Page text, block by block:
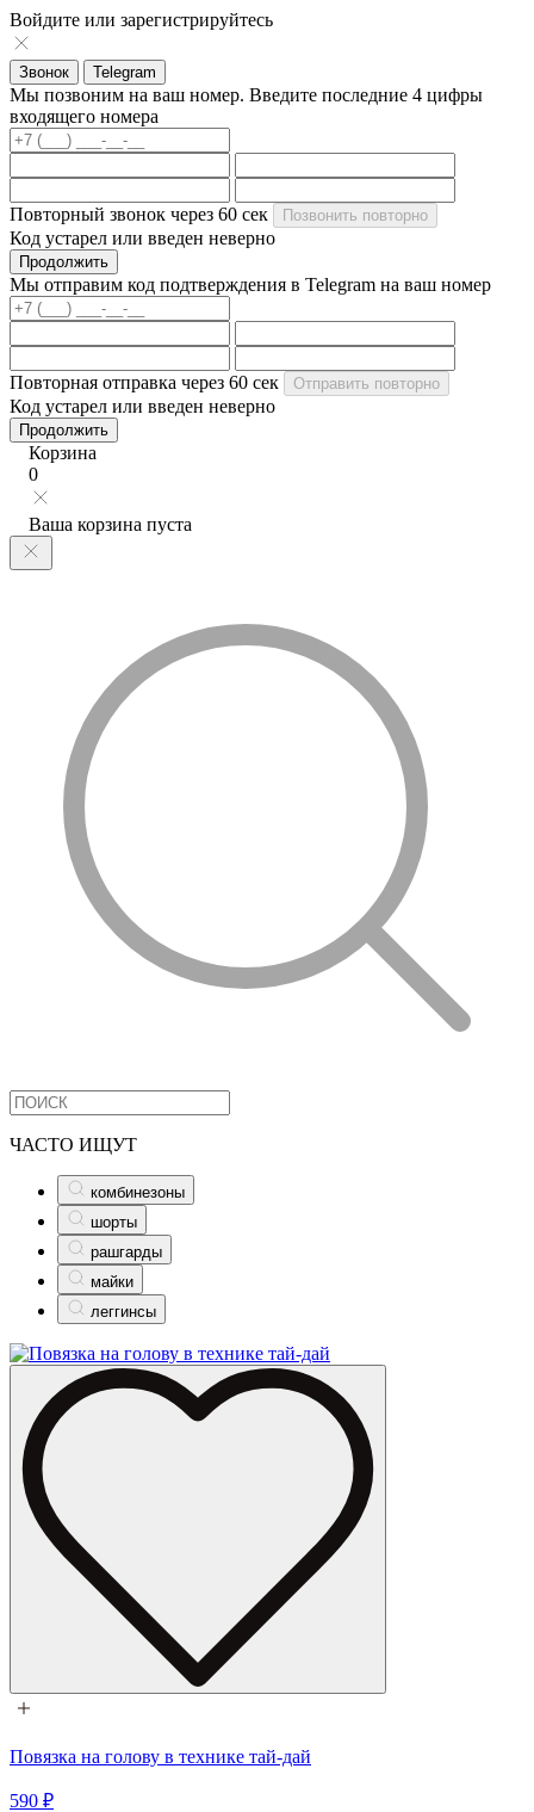
Войдите или зарегистрируйтесь
Звонок Telegram
Мы позвоним на ваш номер. Введите последние 4 цифры
входящего номера
Повторный звонок через 60 сек Позвонить повторно
Код устарел или введен неверно
Продолжить
Мы отправим код подтверждения в Telegram на ваш номер
Повторная отправка через 60 сек Отправить повторно
Код устарел или введен неверно
Продолжить
Корзина
0
Ваша корзина пуста
ЧАСТО ИЩУТ
комбинезоны
шорты
рашгарды
майки
леггинсы
Повязка на голову в технике тай-дай
590 ₽